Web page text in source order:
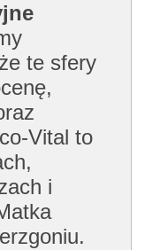
te sfery
Vital to
i